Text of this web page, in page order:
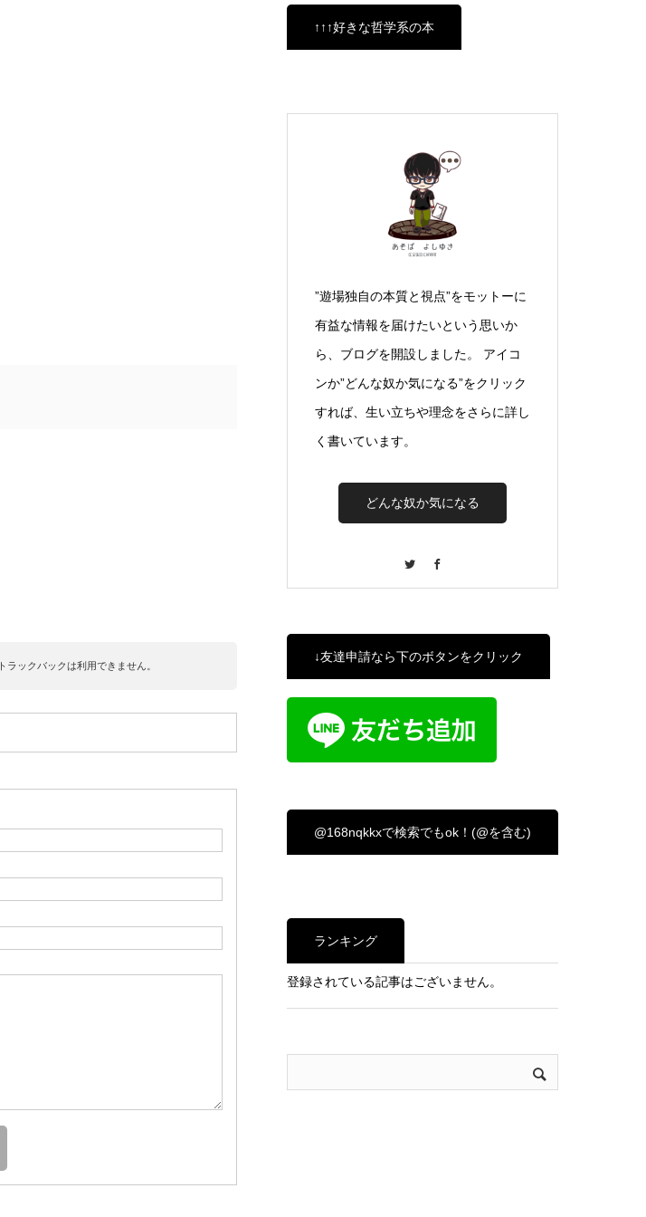
トラックバックは利用できません。
↑↑↑好きな哲学系の本
”遊場独自の本質と視点”をモットーに
有益な情報を届けたいという思いか
ら、ブログを開設しました。 アイコ
ンか”どんな奴か気になる”をクリック
すれば、生い立ちや理念をさらに詳し
く書いています。
どんな奴か気になる
↓友達申請なら下のボタンをクリック
@168nqkkxで検索でもok！(@を含む)
ランキング
登録されている記事はございません。